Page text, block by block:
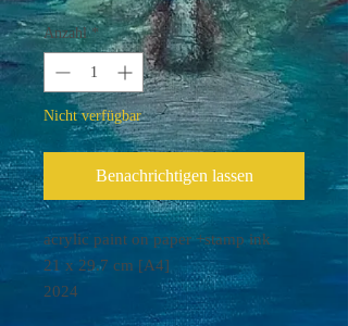
Anzahl *
Nicht verfügbar
Benachrichtigen lassen
acrylic paint on paper +stamp ink
21 x 29.7 cm [A4]
2024